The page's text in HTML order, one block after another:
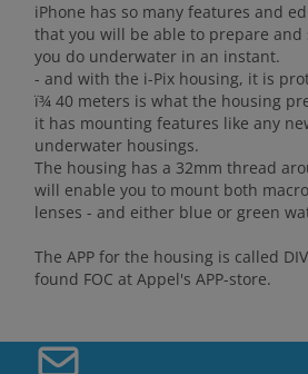
iPhone has so many features and
that you will be able to prepare and
you do underwater in an instant.
- and with the i-Pix housing, it is
ï¾ 40 meters is what the housing
it has mounting features like any
underwater housings.
The housing has a 32mm thread
will enable you to mount both
lenses - and either blue or green
The APP for the housing is called
found FOC at Appel's APP-store.